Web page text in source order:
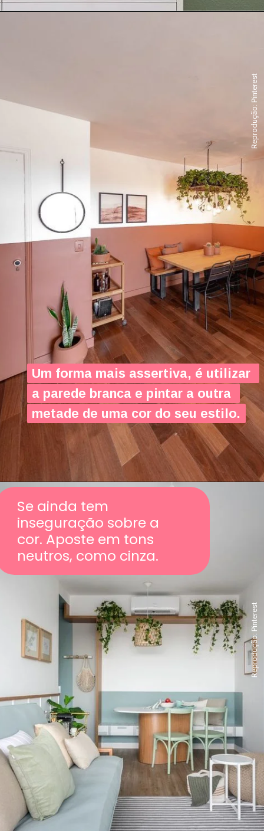
Um forma mais assertiva, é utilizar
a parede branca e pintar a outra
metade de uma cor do seu estilo.
Um forma mais assertiva, é utilizar
a parede branca e pintar a outra
metade de uma cor do seu estilo.
Reprodução: Pinterest
Reprodução: Pinterest
Se ainda tem
inseguração sobre a
cor. Aposte em tons
neutros, como cinza.